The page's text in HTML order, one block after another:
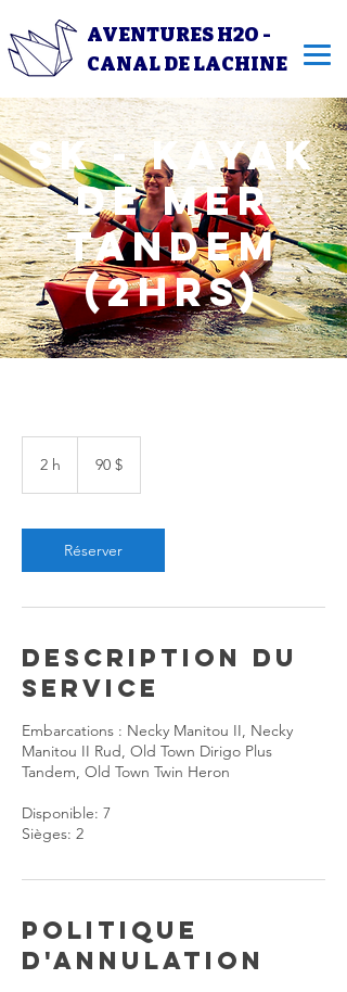
AVENTURES H2O -
CANAL DE LACHINE
SK - Kayak
de mer
tandem
(2hrs)
2 h 90 $
Réserver
Description du
service
Embarcations : Necky Manitou II, Necky
Manitou II Rud, Old Town Dirigo Plus
Tandem, Old Town Twin Heron
Disponible: 7
Sièges: 2
Politique
d'annulation